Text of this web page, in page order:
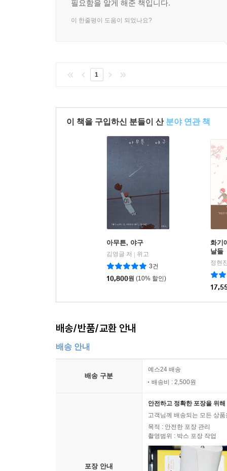
필요함을 알게 해준 책입니다.
이 한줄평이 도움이 되었나요?
1
이 책을 구입하신 분들이 산 분야 연관 책
아무튼, 야구
김영글 저
위고
3건
10,800원 (10% 할인)
화기
날들
정현
배송/반품/교환 안내
배송 안내
배송 구분
예스24 배송
배송비 : 2,500원
포장 안내
안전하고 정확한 포장을 위
고객님께 배송되는 모든 상
목적 : 안전한 포장 관리
촬영범위 : 박스 포장 작업